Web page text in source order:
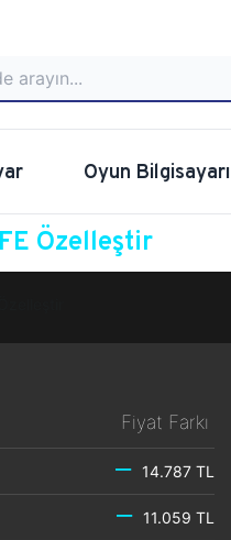
Oyun Bilgisayarı
Özelleştir
Fiyat Farkı
14.787 TL
11.059 TL